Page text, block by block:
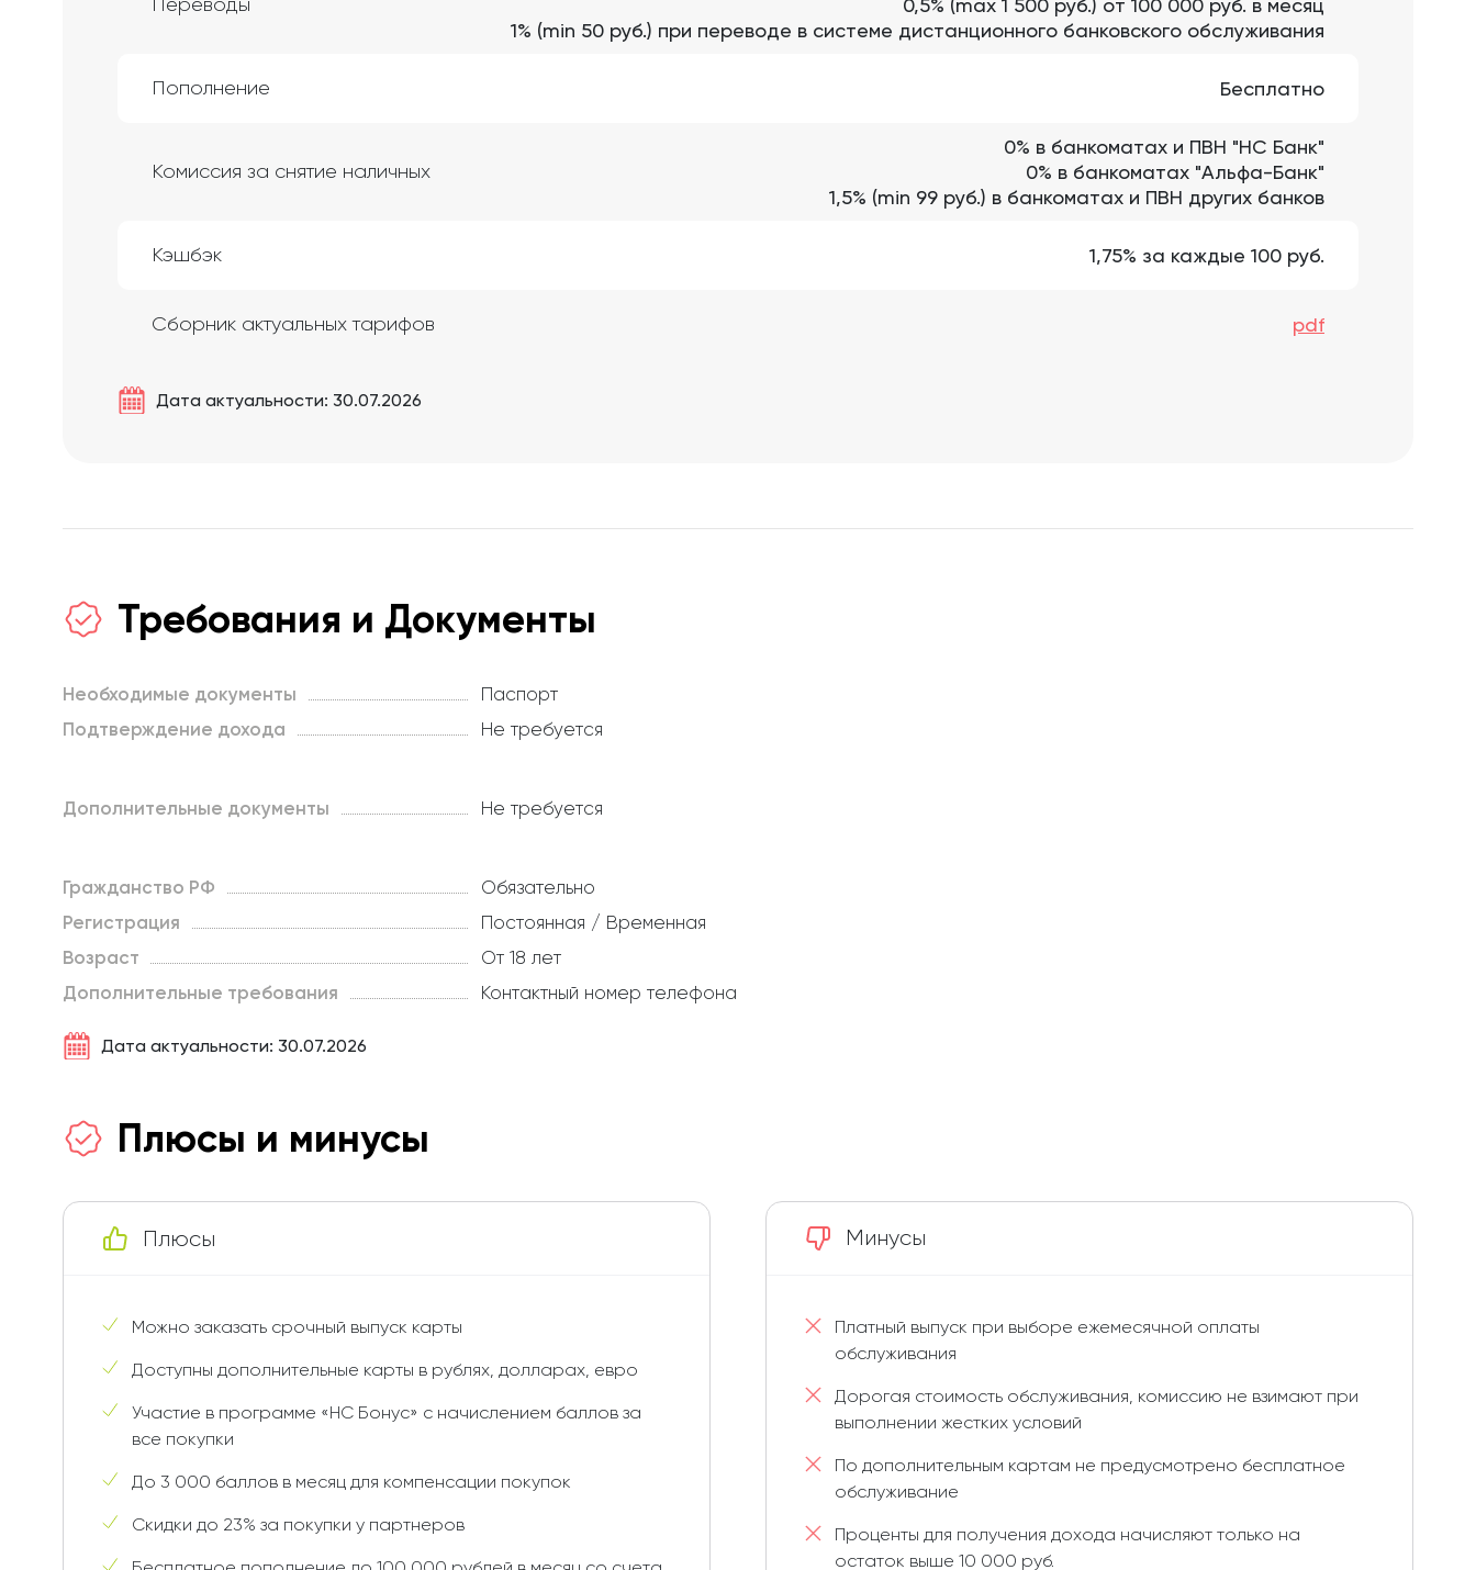
Переводы
0,5% (max 1 500 руб.) от 100 000 руб. в месяц
1% (min 50 руб.) при переводе в системе дистанционного банковского обслуживания
Пополнение Бесплатно
Комиссия за снятие наличных
0% в банкоматах и ПВН "НС Банк"
0% в банкоматах "Альфа-Банк"
1,5% (min 99 руб.) в банкоматах и ПВН других банков
Кэшбэк 1,75% за каждые 100 руб.
Сборник актуальных тарифов pdf
Дата актуальности: 30.07.2026
Требования и Документы
Необходимые документы
Паспорт
Подтверждение дохода
Не требуется
Дополнительные документы Не требуется
Гражданство РФ
Обязательно
Регистрация
Постоянная / Временная
Возраст
От 18 лет
Дополнительные требования
Контактный номер телефона
Дата актуальности: 30.07.2026
Плюсы и минусы
Плюсы
Можно заказать срочный выпуск карты
Доступны дополнительные карты в рублях, долларах, евро
Участие в программе «НС Бонус» с начислением баллов за
все покупки
До 3 000 баллов в месяц для компенсации покупок
Скидки до 23% за покупки у партнеров
Минусы
Платный выпуск при выборе ежемесячной оплаты
обслуживания
Дорогая стоимость обслуживания, комиссию не взимают при
выполнении жестких условий
По дополнительным картам не предусмотрено бесплатное
обслуживание
Проценты для получения дохода начисляют только на
остаток выше 10 000 руб.